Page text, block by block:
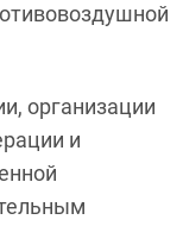
организации
и